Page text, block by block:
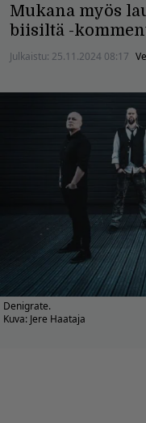
Mukana myös
biisiltä -
Julkaistu: 25.11.2024 08:17
Denigrate.
Kuva: Jere Haataja